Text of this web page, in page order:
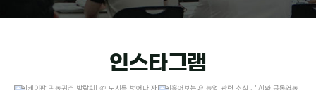
인스타그램